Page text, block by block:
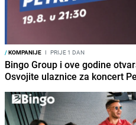
/KOMPANIJE I PRIJE 1 DAN
Bingo Group i ove godine
Osvojite ulaznice za koncert